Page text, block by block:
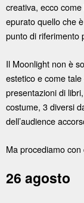
creativa, ecco
epurato quello che
punto di riferimento
Il Moonlight non è
estetico e come
presentazioni di
costume, 3 diversi
dell’audience
Ma procediamo
26 agosto